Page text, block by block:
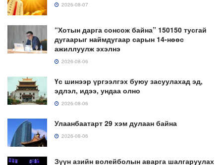
2026-08-07
“Хотын дарга сонсож байна” 150150 тусгай
дугаарыг наймдугаар сарын 14-нөөс
ажиллуулж эхэлнэ
2026-08-06
Үс шинээр үргээлгэх буюу засуулахад эд,
эдлэл, идээ, ундаа олно
2026-08-06
Улаанбаатарт 29 хэм дулаан байна
2026-08-06
Зүүн азийн волейболын аварга шалгаруулах